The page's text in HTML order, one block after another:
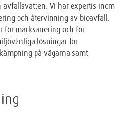
avfallsvatten. Vi har expertis inom
och återvinning av bioavfall.
för marksanering och för
lösningar för
på vägarna samt